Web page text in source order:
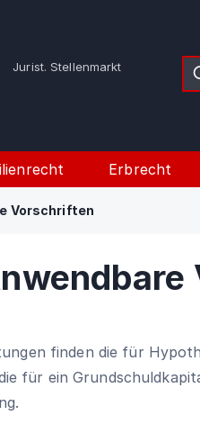
Jurist. Stellenmarkt
Erbrecht
Vorschriften
finden die für
für ein